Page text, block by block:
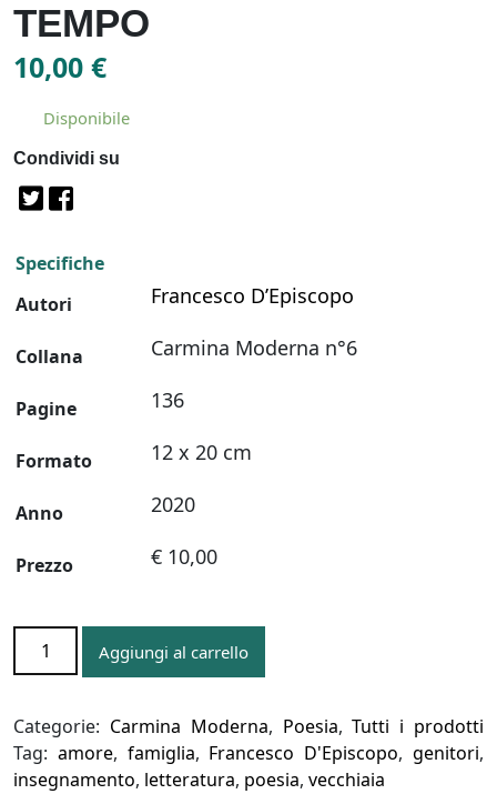
TEMPO
10,00 €
Disponibile
Condividi su
Specifiche
Autori
Francesco D’Episcopo
Collana Carmina Moderna n°6
Pagine 136
Formato 12 x 20 cm
Anno 2020
Prezzo € 10,00
TEMPO
quantità
Aggiungi al carrello
Categorie: Carmina Moderna, Poesia,Tutti i prodotti
Tag: amore, famiglia, Francesco D'Episcopo,genitori,
insegnamento, letteratura, poesia, vecchiaia